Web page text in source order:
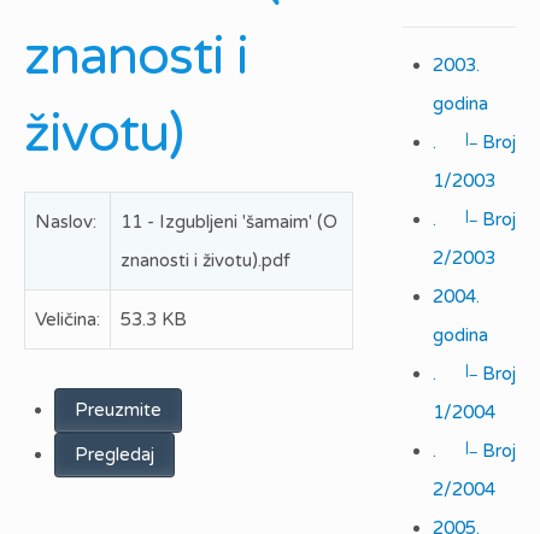
znanosti i
životu)
Naslov:
11 - Izgubljeni 'šamaim' (O
znanosti i životu).pdf
Veličina: 53.3 KB
Preuzmite
Pregledaj
2003.
godina
.
|_ Broj
1/2003
.
|_ Broj
2/2003
2004.
godina
.
|_ Broj
1/2004
.
|_ Broj
2/2004
2005.